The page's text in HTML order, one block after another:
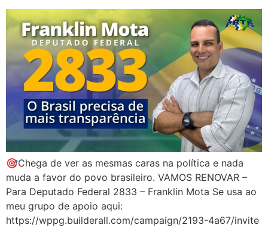
🎯Chega de ver as mesmas caras na política e nada
muda a favor do povo brasileiro. VAMOS RENOVAR –
Para Deputado Federal 2833 – Franklin Mota Se usa ao
meu grupo de apoio aqui:
https://wppg.builderall.com/campaign/2193-4a67/invite